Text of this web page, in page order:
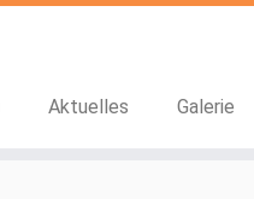
Aktuelles Galerie